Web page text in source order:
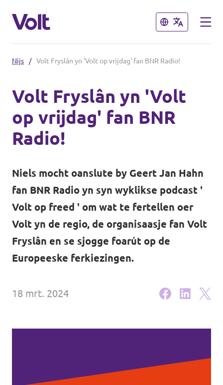
Slút
Frysk
Volt Grins
Volt Drinte
Volt Oerisel
Slút
Belied
Oer Volt
Minsken
Nijs
Aginda
Wurd aktyf!
Nijs / Volt Fryslân yn 'Volt op vrijdag' fan BNR Radio!
Volt Fryslân yn 'Volt
op vrijdag' fan BNR
Radio!
Niels mocht oanslute by Geert Jan Hahn
fan BNR Radio yn syn wyklikse podcast '
Volt op freed ' om wat te fertellen oer
Volt yn de regio, de organisaasje fan Volt
Fryslân en se sjogge foarút op de
Europeeske ferkiezingen.
18 mrt. 2024